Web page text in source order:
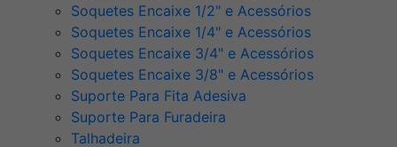
Soquetes Encaixe 1/2" e Acessórios
Soquetes Encaixe 1/4" e Acessórios
Soquetes Encaixe 3/4" e Acessórios
Soquetes Encaixe 3/8" e Acessórios
Suporte Para Fita Adesiva
Suporte Para Furadeira
Talhadeira